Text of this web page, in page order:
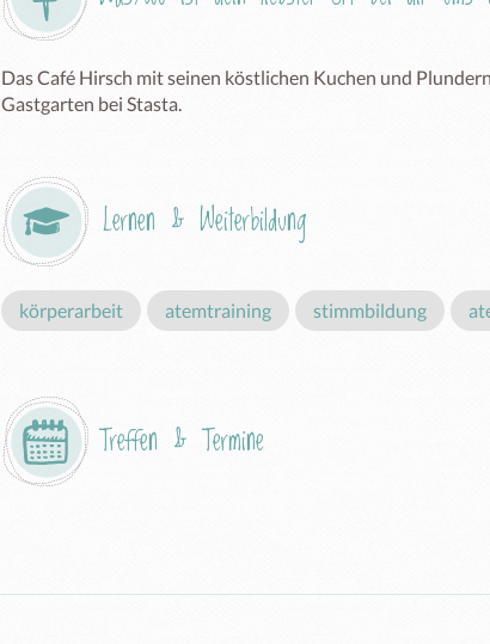
Das Café Hirsch mit seinen köstlichen Kuchen und
Gastgarten bei Stasta.
Lernen & Weiterbildung
körperarbeit atemtraining stimmbildung
Treffen & Termine